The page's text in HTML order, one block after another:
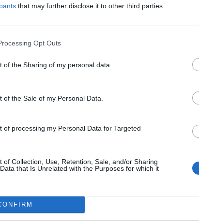
that may further disclose it to other third parties.
Opt Outs
of the Sharing of my personal data.
of the Sale of my Personal Data.
of processing my Personal Data for Targeted
of Collection, Use, Retention, Sale, and/or Sharing
that Is Unrelated with the Purposes for which it
Mégse tette, csak toporgott
Vártam.
és kibírtuk. Úgy gondolom, ennek így kellett
Hollandiába és most végre boldog. A
utánuk megyek, aztán nem tettem.
nem tudnék gyökeret ereszteni máshol.
engem nem tudott félrevezetni. Közel
szóval a kamu, az kamu. De minek
akart menni, nem akart. Hazudjon másnak.